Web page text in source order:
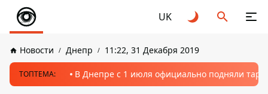
UK
Новости Днепр 11:22, 31 Декабря 2019
ТОПТЕМА: В Днепре с 1 июля официально подняли